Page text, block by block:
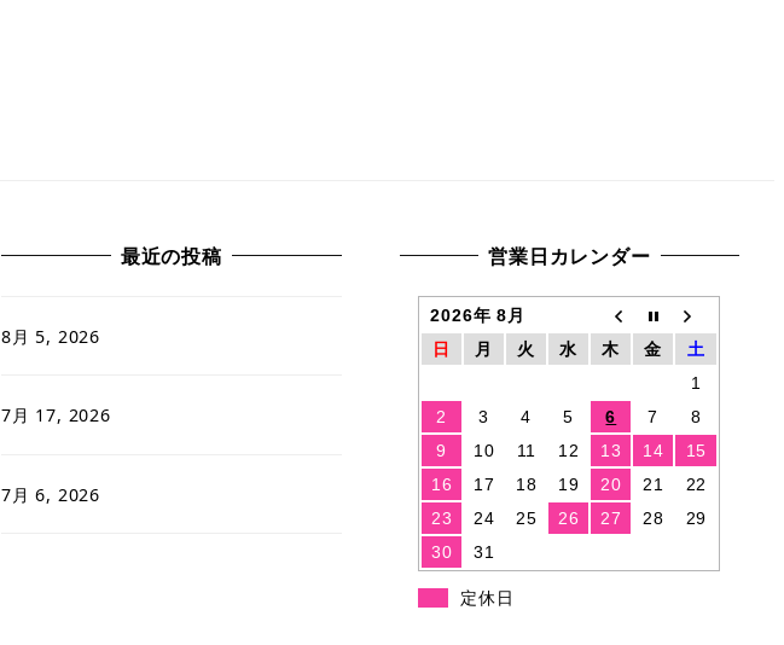
最近の投稿
8月 5, 2026
7月 17, 2026
7月 6, 2026
営業日カレンダー
2026年 8月
日
月 火 水 木 金
土
1
2
3 4 5 6 7
8
9
10 11 12 13 14
15
16
17 18 19 20 21
22
23
24 25 26 27 28
29
30
31
定休日